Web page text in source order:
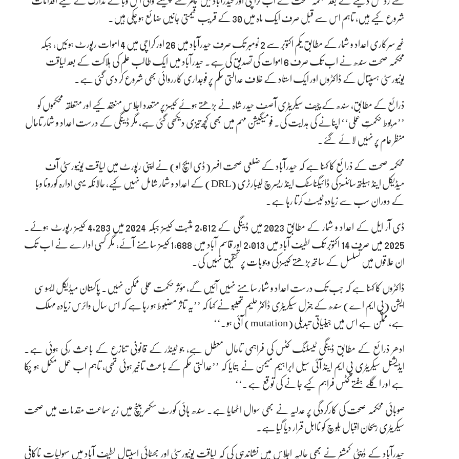
شروع کیے ہیں، تاہم اس سے قبل صرف ایک ماہ میں 30 کے قریب قیمتی جانیں ضائع ہو چکی ہیں۔
غیر سرکاری اعداد و شمار کے مطابق یکم اکتوبر سے 2 نومبر تک صرف حیدرآباد میں 26 اور کراچی میں 4 اموات رپورٹ ہوئیں، جبکہ
محکمہ صحت سندھ نے اب تک صرف 6 اموات کی تصدیق کی ہے۔ حیدرآباد میں ایک طالب علم کی ہلاکت کے بعد لیاقت
یونیورسٹی ہسپتال کے ڈاکٹروں اور ایک استاد کے خلاف عدالتی حکم پر فوجداری کارروائی بھی شروع کر دی گئی ہے۔
ذرائع کے مطابق، سندھ کے چیف سیکریٹری آصف حیدر شاہ نے بڑھتے ہوئے کیسز پر متعدد اجلاس منعقد کیے اور متعلقہ محکموں کو
’’مربوط حکمتِ عملی‘‘ اپنانے کی ہدایت کی۔ فومیگیشن مہم میں بھی کچھ تیزی دیکھی گئی ہے، مگر ڈینگی کے درست اعداد و شمار تاحال
منظر عام پر نہیں لائے گئے۔
محکمہ صحت کے ذرائع کا کہنا ہے کہ حیدرآباد کے ضلعی صحت افسر (ڈی ایچ او) نے اپنی رپورٹ میں لیاقت یونیورسٹی آف
میڈیکل اینڈ ہیلتھ سائنسز کی ڈائیگناسٹک اینڈ ریسرچ لیبارٹری (DRL) کے اعداد و شمار شامل نہیں کیے، حالانکہ یہی ادارہ کورونا وبا
کے دوران سب سے زیادہ ٹیسٹ کرتا رہا ہے۔
ڈی آر ایل کے اعداد و شمار کے مطابق 2023 میں ڈینگی کے 2,612 مثبت کیسز جبکہ 2024 میں 4,283 کیسز رپورٹ ہوئے۔
2025 میں صرف 14 اکتوبر تک لطیف آباد میں 2,013 اور قاسم آباد میں 1,688 کیسز سامنے آئے، مگر کسی ادارے نے اب تک
ان علاقوں میں تسلسل کے ساتھ بڑھتے کیسز کی وجوہات پر تحقیق نہیں کی۔
ڈاکٹروں کا کہنا ہے کہ جب تک درست اعداد و شمار سامنے نہیں آئیں گے، مؤثر حکمت عملی ممکن نہیں۔ پاکستان میڈیکل ایسوسی
ایشن (پی ایم اے) سندھ کے جنرل سیکریٹری ڈاکٹر حلیم تھیبو نے کہا کہ ’’یہ تاثر مضبوط ہو رہا ہے کہ اس سال وائرس زیادہ مہلک
ہے، ممکن ہے اس میں جینیاتی تبدیلی (mutation) آئی ہو۔‘‘
ادھر ذرائع کے مطابق ڈینگی ٹیسٹنگ کٹس کی فراہمی تاحال معطل ہے، جو ٹینڈر کے قانونی تنازع کے باعث رکی ہوئی ہے۔
ایڈیشنل سیکریٹری پی ایم اینڈ آئی سیل ابراہیم میمن نے بتایا کہ ’’عدالتی حکم کے باعث تاخیر ہوئی تھی، تاہم اب عمل مکمل ہو چکا
ہے اور اگلے ہفتے کٹس فراہم کیے جانے کی توقع ہے۔‘‘
صوبائی محکمہ صحت کی کارکردگی پر عدلیہ نے بھی سوال اٹھایا ہے۔ سندھ ہائی کورٹ سکھر بینچ میں زیر سماعت مقدمات میں صحت
سیکریٹری ریحان اقبال بلوچ کو نااہل قرار دیا گیا ہے۔
حیدرآباد کے ڈپٹی کمشنر نے بھی حالیہ اجلاس میں نشاندہی کی کہ لیاقت یونیورسٹی اور بھٹائی اسپتال لطیف آباد میں سہولیات ناکافی